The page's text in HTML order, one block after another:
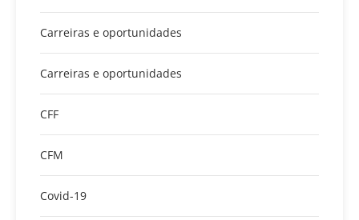
Carreiras e oportunidades
Carreiras e oportunidades
CFF
CFM
Covid-19